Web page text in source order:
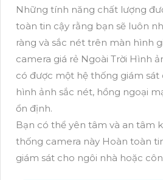
Những tính năng chất lượng
toàn tin cậy rằng bạn sẽ luôn
ràng và sắc nét trên màn hình
camera giá rẻ Ngoài Trời Hình
có được một hệ thống giám sát
hình ảnh sắc nét, hồng ngoại
ổn định.
Bạn có thể yên tâm và an tâm
thống camera này Hoàn toàn
giám sát cho ngôi nhà hoặc